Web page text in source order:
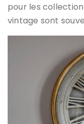
pour les
vintage sont